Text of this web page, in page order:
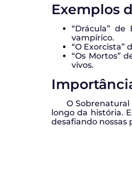
Exemplos
“Drácula”
vampírico.
“O Exorcista”
“Os Mortos”
vivos.
O
longo da história.
desafiando nossas